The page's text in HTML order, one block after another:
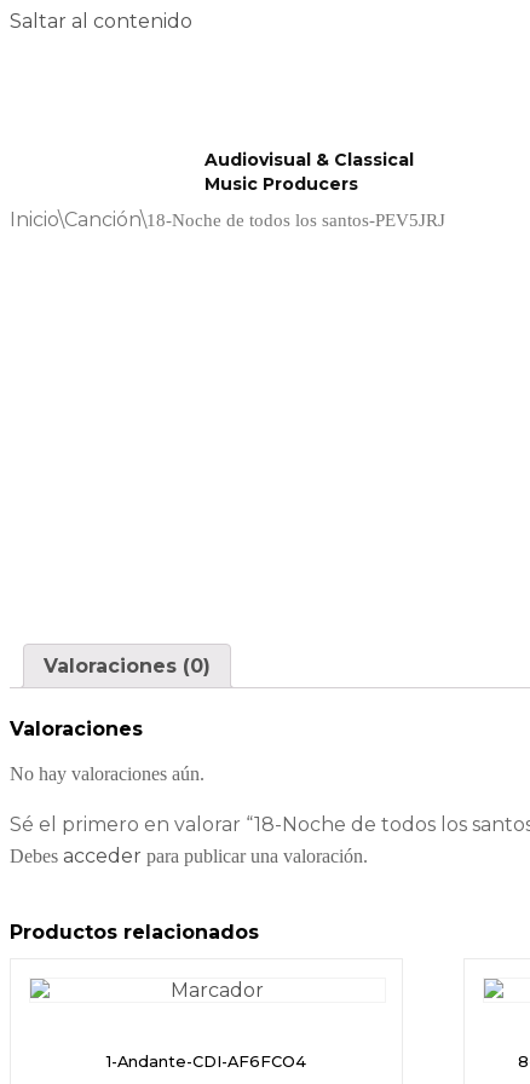
Saltar al contenido
Audiovisual & Classical
Music Producers
Inicio\Canción\18-Noche de todos los santos-PEV5JRJ
Valoraciones (0)
Valoraciones
No hay valoraciones aún.
Sé el primero en valorar “18-Noche de todos los
Debes acceder para publicar una valoración.
Productos relacionados
1-Andante-CDI-AF6FCO4